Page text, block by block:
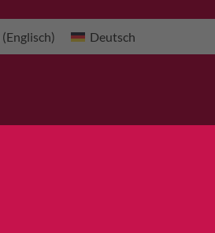
(Englisch) Deutsch